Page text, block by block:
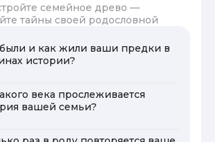
семейное древо —
тайны своей родословной
и как жили ваши предки в
истории?
века прослеживается
вашей семьи?